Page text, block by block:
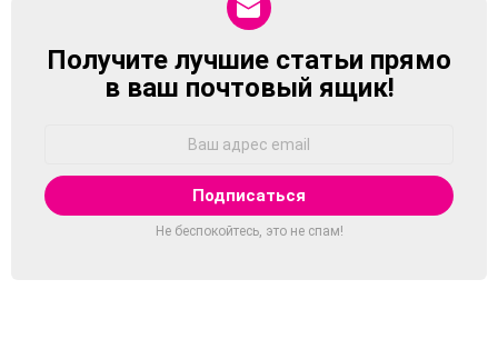
NEWSLETTER
Получите лучшие статьи прямо
в ваш почтовый ящик!
Не беспокойтесь, это не спам!